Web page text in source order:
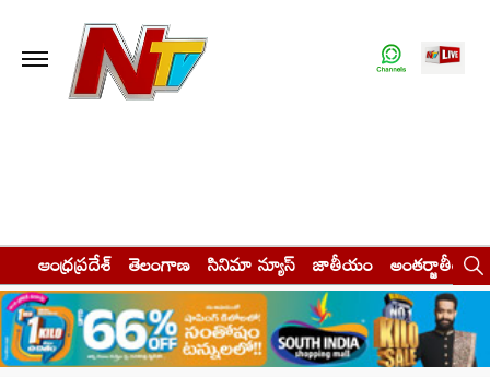
ఆంధ్రప్రదేశ్ తెలంగాణ సినిమా న్యూస్ జాతీయం అంతర్జాతీయం